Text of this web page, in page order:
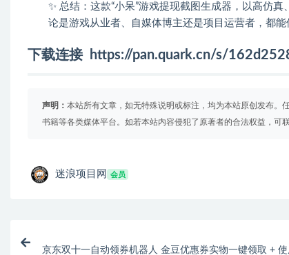
✨ 总结：这款“小呆”游戏提现截图生成器，以高仿
论是游戏从业者、自媒体博主还是项目运营者，都
下载连接 https://pan.quark.cn/s/
声明： 本站所有文章，如无特殊说明或标注，均为本站原创发布。
书籍等各类媒体平台。如若本站内容侵犯了原著者的合法权益，可
迷浪项目网 会员
京东双十一自动领券机器人 金豆优惠券实物一键领取 + 使